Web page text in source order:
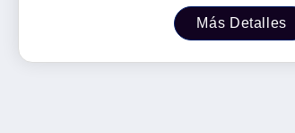
C/ADHESIVO, COLOR NEGRO,
Más Detalles